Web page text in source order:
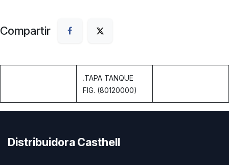
Compartir
.TAPA TANQUE
FIG. (80120000)
Distribuidora Casthell